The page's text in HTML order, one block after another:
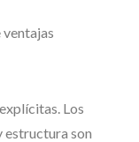
Los
estructura son